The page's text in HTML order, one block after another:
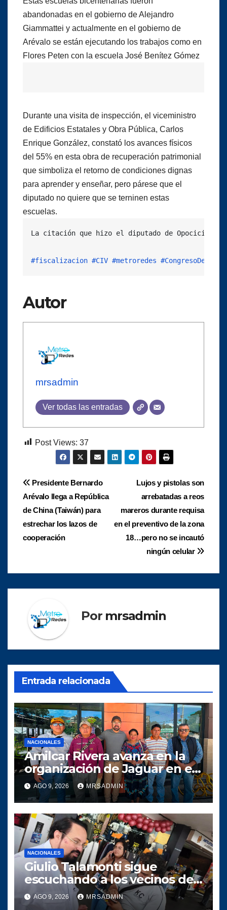
abandonadas en el gobierno de Alejandro
Giammattei y actualmente en el gobierno de
Arévalo se están ejecutando los trabajos como en
Flores Peten con la escuela José Benítez Gómez
Durante una visita de inspección, el viceministro
de Edificios Estatales y Obra Pública, Carlos
Enrique González, constató los avances físicos
del 55% en esta obra de recuperación patrimonial
que simboliza el retorno de condiciones dignas
para aprender y enseñar, pero párese que el
diputado no quiere que se terninen estas
escuelas.
La citación que hizo el diputado de Opocicion
#fiscalizacion #CIV #metroredes
Autor
mrsadmin
Ver todas las entradas
Post Views: 37
Navegación
de
entradas
Lujos y pistolas son
arrebatadas a reos
mareros durante requisa
en el preventivo de la zona
18…pero no se incautó
ningún celular
Presidente Bernardo
Arévalo llega a República
de China (Taiwán) para
estrechar los lazos de
cooperación
Por mrsadmin
Entrada relacionada
NACIONALES
Amilcar Rivera avanza en la
organización de Jaguar en el
departamento de Guatemala
AGO 9, 2026 MRSADMIN
NACIONALES
Giulio Talamonti sigue
escuchando a los vecinos de
la ciudad capital
AGO 9, 2026 MRSADMIN